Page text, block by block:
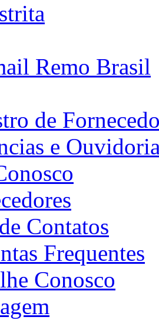
Remo Brasil
de
e
Contatos
Frequentes
Conosco